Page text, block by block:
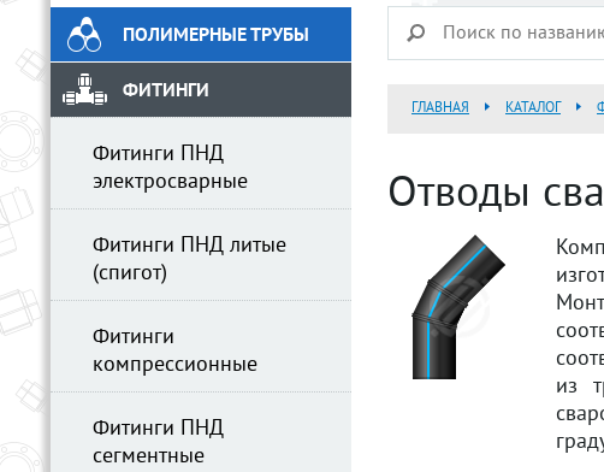
ГЛАВНАЯ КАТАЛОГ
Отводы
из
ПОЛИМЕРНЫЕ ТРУБЫ
ФИТИНГИ
Фитинги ПНД
электросварные
Фитинги ПНД литые
(спигот)
Фитинги
компрессионные
Фитинги ПНД
сегментные